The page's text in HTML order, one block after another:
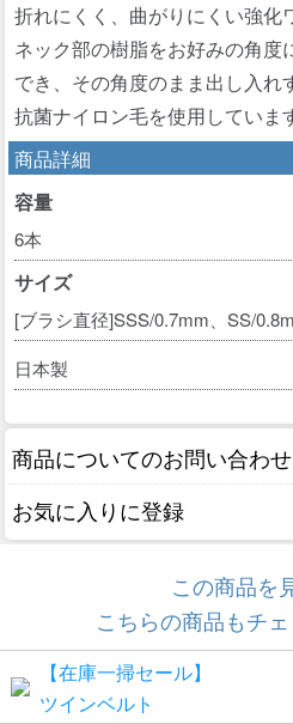
折れにくく、曲がりにくい強化
ネック部の樹脂をお好みの角度
でき、その角度のまま出し入れ
抗菌ナイロン毛を使用していま
商品詳細
容量
6本
サイズ
[ブラシ直径]SSS/0.7mm、SS/
日本製
商品についてのお問い合わせ
お気に入りに登録
この商品を
こちらの商品もチ
【在庫一掃セール】
ツインベルト